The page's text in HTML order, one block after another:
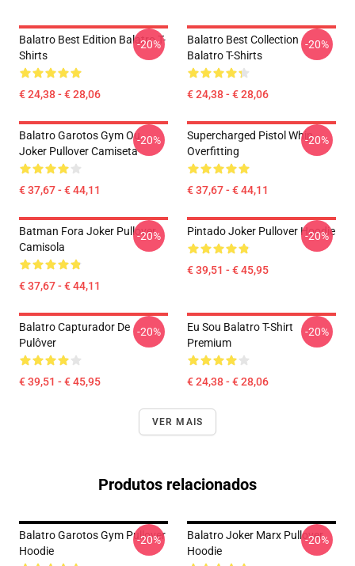
Balatro Best Edition Balatro T-
Shirts
€ 24,38 - € 28,06
-20%
Balatro Best Collection
Balatro T-Shirts
€ 24,38 - € 28,06
-20%
Balatro Garotos Gym Ou
Joker Pullover Camiseta
€ 37,67 - € 44,11
-20%
Supercharged Pistol Whip
Overfitting
€ 37,67 - € 44,11
-20%
Batman Fora Joker Pullover
Camisola
€ 37,67 - € 44,11
-20% Pintado Joker Pullover Hoodie
€ 39,51 - € 45,95
-20%
Balatro Capturador De
Pulôver
€ 39,51 - € 45,95
-20%
Eu Sou Balatro T-Shirt
Premium
€ 24,38 - € 28,06
-20%
VER MAIS
Produtos relacionados
Balatro Garotos Gym Pullover
Hoodie
-20%
Balatro Joker Marx Pullover
Hoodie
-20%